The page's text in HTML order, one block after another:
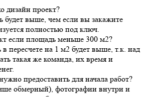
дизайн проект?
будет выше, чем если вы закажите
полностью под ключ.
если площадь меньше 300 м2?
пересчете на 1 м2 будет выше, т.к. над
такая же команда, их время и
предоставить для начала работ?
обмерный), фотографии внутри и